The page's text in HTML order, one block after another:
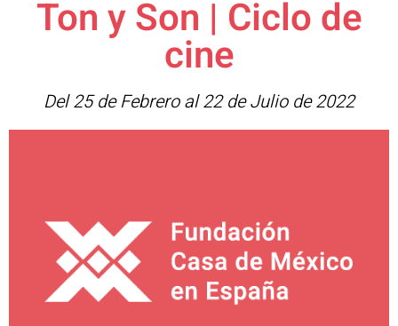
Ton y Son | Ciclo de
cine
Del 25 de Febrero al 22 de Julio de 2022